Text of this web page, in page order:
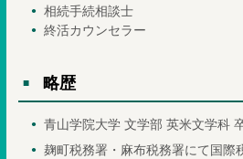
相続手続相談士
終活カウンセラー
略歴
青山学院大学 文学部 英米文学科
麹町税務署・麻布税務署にて国際